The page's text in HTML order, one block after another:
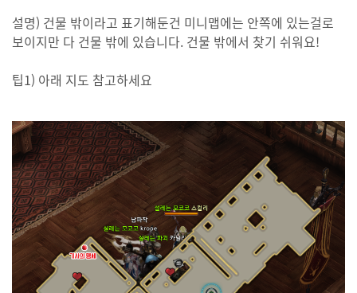
설명) 건물 밖이라고 표기해둔건 미니맵에는 안쪽에 있는걸로
보이지만 다 건물 밖에 있습니다. 건물 밖에서 찾기 쉬워요!
팁1) 아래 지도 참고하세요